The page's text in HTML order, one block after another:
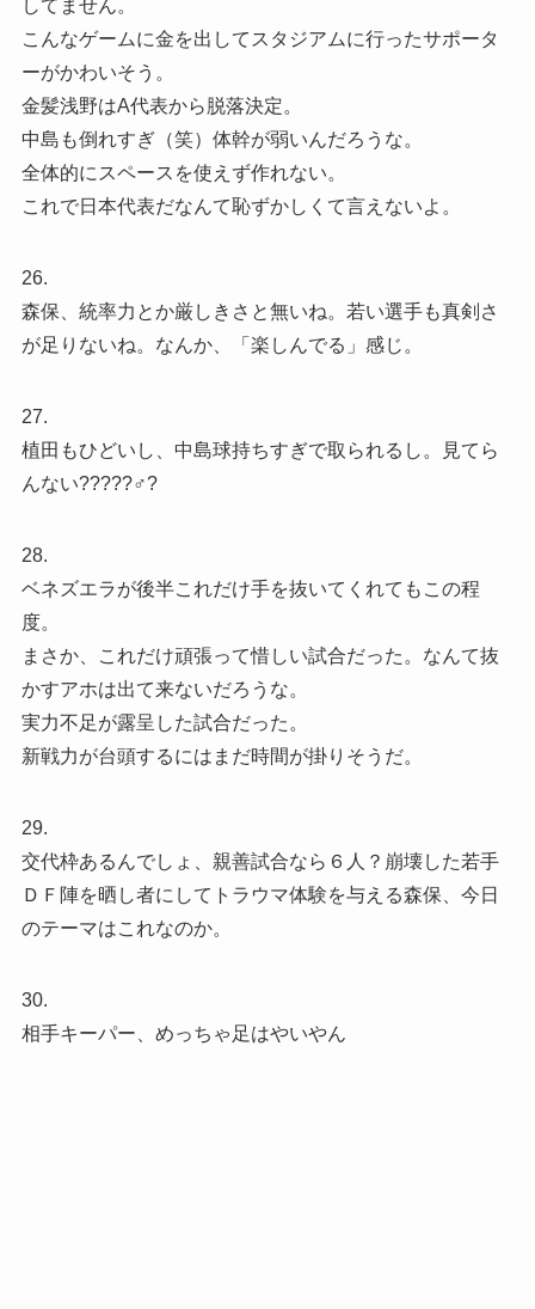
してません。
こんなゲームに金を出してスタジアムに行ったサポータ
ーがかわいそう。
金髪浅野はA代表から脱落決定。
中島も倒れすぎ（笑）体幹が弱いんだろうな。
全体的にスペースを使えず作れない。
これで日本代表だなんて恥ずかしくて言えないよ。
26.
森保、統率力とか厳しきさと無いね。若い選手も真剣さ
が足りないね。なんか、「楽しんでる」感じ。
27.
植田もひどいし、中島球持ちすぎで取られるし。見てら
んない?????♂?
28.
ベネズエラが後半これだけ手を抜いてくれてもこの程
度。
まさか、これだけ頑張って惜しい試合だった。なんて抜
かすアホは出て来ないだろうな。
実力不足が露呈した試合だった。
新戦力が台頭するにはまだ時間が掛りそうだ。
29.
交代枠あるんでしょ、親善試合なら６人？崩壊した若手
ＤＦ陣を晒し者にしてトラウマ体験を与える森保、今日
のテーマはこれなのか。
30.
相手キーパー、めっちゃ足はやいやん